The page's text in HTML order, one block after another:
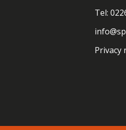
Tel:
Privacy